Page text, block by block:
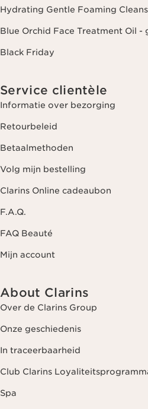
Hydrating Gentle Foaming
Blue Orchid Face Treatment Oil
Black Friday
Service clientèle
Informatie over bezorging
Retourbeleid
Betaalmethoden
Volg mijn bestelling
Clarins Online cadeaubon
F.A.Q.
FAQ Beauté
Mijn account
About Clarins
Over de Clarins Group
Onze geschiedenis
In traceerbaarheid
Club Clarins
Spa